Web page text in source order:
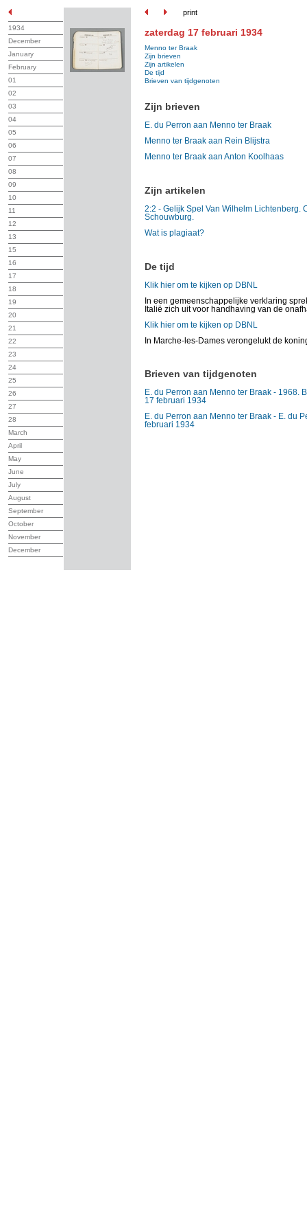
print
1934
December
January
February
01
02
03
04
05
06
07
08
09
10
11
12
13
15
16
17
18
19
20
21
22
23
24
25
26
27
28
March
April
May
June
July
August
September
October
November
December
zaterdag 17 februari 1934
Menno ter Braak
Zijn brieven
Zijn artikelen
De tijd
Brieven van tijdgenoten
Zijn brieven
E. du Perron aan Menno ter Braak
Menno ter Braak aan Rein Blijstra
Menno ter Braak aan Anton Koolhaas
Zijn artikelen
2:2 - Gelijk Spel Van Wilhelm Lichtenberg.
Schouwburg.
Wat is plagiaat?
De tijd
Klik hier om te kijken op DBNL
In een gemeenschappelijke verklaring
Italië zich uit voor handhaving van de
Klik hier om te kijken op DBNL
In Marche-les-Dames verongelukt de
Brieven van tijdgenoten
E. du Perron aan Menno ter Braak - 1968.
17 februari 1934
E. du Perron aan Menno ter Braak - E. du
februari 1934